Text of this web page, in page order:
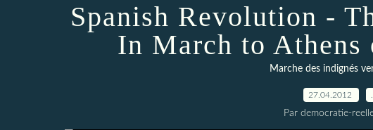
Spanish Revolution -
In March to Athens
Marche des indignés
27.04.2012
Par democratie-